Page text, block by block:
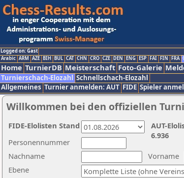
Logged on: Gast
Arabic ARM AZE BIH BUL CAT CHN CRO CZE DEN ENG ESP FAI FIN FRA
Home TurnierDB Meisterschaft Foto-Galerie
Turnierschach-Elozahl Schnellschach-Elozahl
Allgemeines Turnier anmelden: AUT FIDE Spieler
Willkommen bei den offiziellen
Nachname
Vorname
Ebene
Personennummer
AUT-
6.936
FIDE-Elolisten Stand